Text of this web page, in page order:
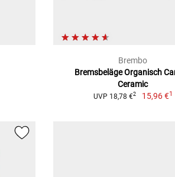
Brembo
Bremsbeläge Organisch
Ceramic
UVP 18,78 €2 15,96 €1